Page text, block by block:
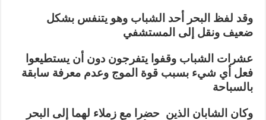
وقد لفظ البحر أحد الشباب وهو يتنفس بشكل
ضعيف ونقل إلى المستشفي
عشرات الشباب وقفوا يتفرجون دون أن يستطيعوا
فعل أي شيء بسبب قوة الموج وعدم معرفة سابقة
بالسباحة
وكان الشابان الذين حضرا مع زملاء لهما إلى البحر